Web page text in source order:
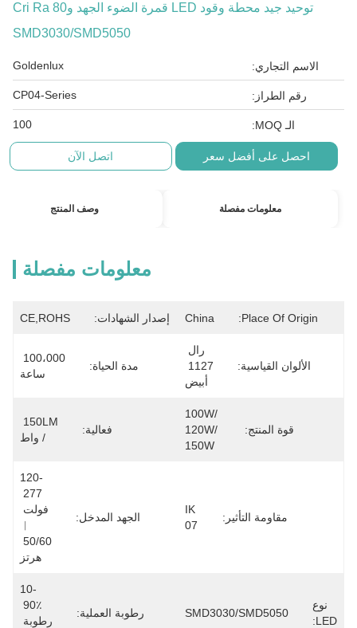
توحيد جيد محطة وقود LED قمرة الضوء الجهد وCri Ra 80
SMD3030/SMD5050
الاسم التجاري: Goldenlux
رقم الطراز: CP04-Series
الـ MOQ: 100
احصل على أفضل سعر اتصل الآن
معلومات مفصلة وصف المنتج
معلومات مفصلة
Place Of Origin:
China إصدار الشهادات: CE,ROHS
الألوان القياسية:
أبيض
مدة الحياة:
ساعة
قوة المنتج:
100W/
120W/
150W
فعالية:
/ واط
مقاومة التأثير:
IK
07
الجهد المدخل:
120-
︱
هرتز
نوع
LED:
SMD3030/SMD5050 رطوبة العملية:
10-